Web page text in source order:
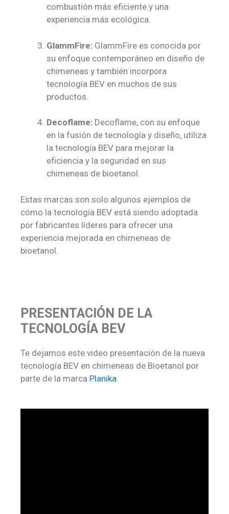
combustión más eficiente y una
experiencia más ecológica.
GlammFire: GlammFire es conocida por
su enfoque contemporáneo en diseño de
chimeneas y también incorpora
tecnología BEV en muchos de sus
productos.
Decoflame: Decoflame, con su enfoque
en la fusión de tecnología y diseño, utiliza
la tecnología BEV para mejorar la
eficiencia y la seguridad en sus
chimeneas de bioetanol.
Estas marcas son solo algunos ejemplos de
cómo la tecnología BEV está siendo adoptada
por fabricantes líderes para ofrecer una
experiencia mejorada en chimeneas de
bioetanol.
PRESENTACIÓN DE LA
TECNOLOGÍA BEV
Te dejamos este video presentación de la nueva
tecnología BEV en chimeneas de Bioetanol por
parte de la marca Planika.